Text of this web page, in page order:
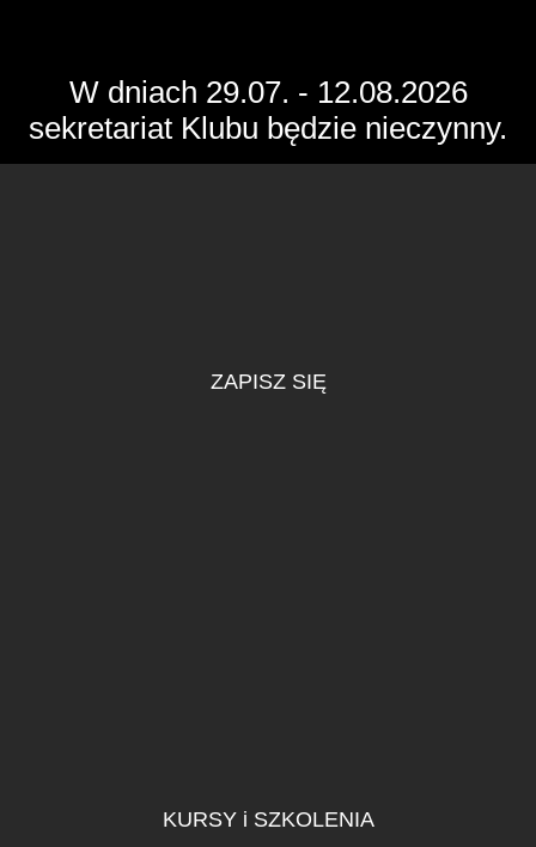
W dniach 29.07. - 12.08.2026
sekretariat Klubu będzie nieczynny.
W dniach 29.07. - 12.08.2026
sekretariat Klubu będzie nieczynny.
ZAPISZ SIĘ
KURSY i SZKOLENIA